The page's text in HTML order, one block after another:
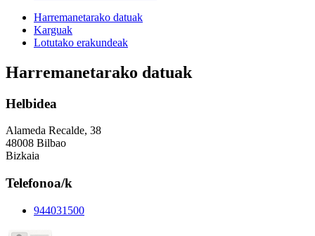
Harremanetarako datuak
Karguak
Lotutako erakundeak
Harremanetarako datuak
Helbidea
Alameda Recalde, 38
48008 Bilbao
Bizkaia
Telefonoa/k
944031500